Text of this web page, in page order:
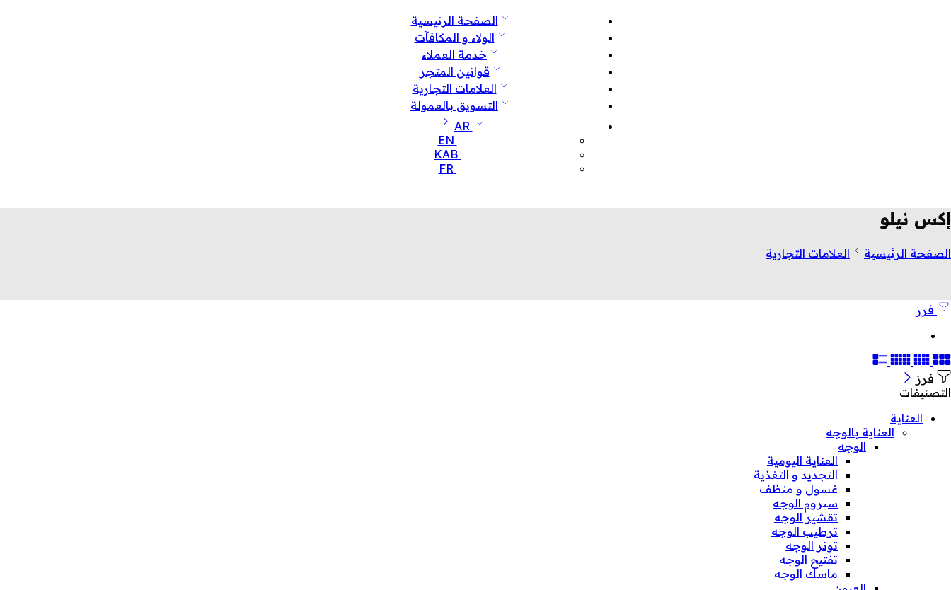
الصفحة الرئيسية
الولاء و المكافآت
خدمة العملاء
قوانين المتجر
العلامات التجارية
التسويق بالعمولة
AR
EN
KAB
FR
إكس نيلو
الصفحة الرئيسية العلامات التجارية
فرز
فرز
التصنيفات
العناية
العناية بالوجه
الوجه
العناية اليومية
التجديد و التغذية
غسول و منظف
سيروم الوجه
تقشير الوجه
ترطيب الوجه
تونر الوجه
تفتيح الوجه
ماسك الوجه